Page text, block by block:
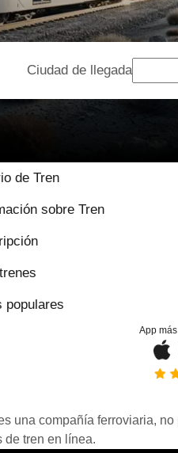
Ciudad de llegada
de Tren
sobre Tren
populares
App
una compañía ferroviaria,
de tren en línea.